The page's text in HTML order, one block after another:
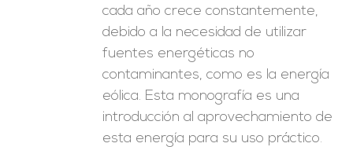
cada año crece constantemente,
debido a la necesidad de utilizar
fuentes energéticas no
contaminantes, como es la energía
eólica. Esta monografía es una
introducción al aprovechamiento de
esta energía para su uso práctico.